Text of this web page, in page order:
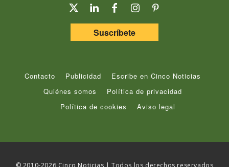
Suscríbete
Contacto Publicidad
Escribe en Cinco Noticias
Quiénes somos
Política de privacidad
Política de cookies
Aviso legal
© 2010-2026 Cinco Noticias | Todos los derechos reservados